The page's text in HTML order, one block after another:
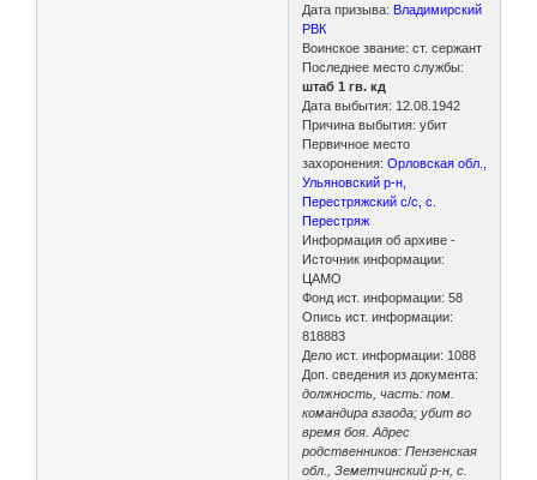
Дата призыва: Владимирский
РВК
Воинское звание: ст. сержант
Последнее место службы:
штаб 1 гв. кд
Дата выбытия: 12.08.1942
Причина выбытия: убит
Первичное место
захоронения:Орловская обл.,
Ульяновский р-н,
Перестряжский с/с, с.
Перестряж
Информация об архиве -
Источник информации:
ЦАМО
Фонд ист. информации: 58
Опись ист. информации:
818883
Дело ист. информации: 1088
Доп. сведения из документа:
должность, часть: пом.
командира взвода; убит во
время боя. Адрес
родственников: Пензенская
обл., Земетчинский р-н, с.